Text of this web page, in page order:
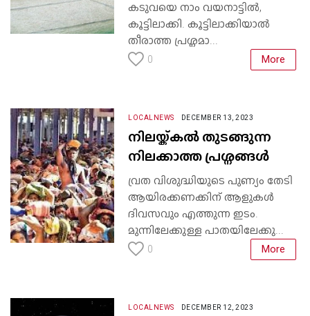
കടുവയെ നാം വയനാട്ടിൽ,
കൂട്ടിലാക്കി. കൂട്ടിലാക്കിയാൽ
തീരാത്ത പ്രശ്നമാ...
0 More
LOCALNEWS DECEMBER 13, 2023
നിലയ്ക്കൽ തുടങ്ങുന്ന
നിലക്കാത്ത പ്രശ്നങ്ങൾ
വ്രത വിശുദ്ധിയുടെ പുണ്യം തേടി
ആയിരക്കണക്കിന് ആളുകൾ
ദിവസവും എത്തുന്ന ഇടം.
മുന്നിലേക്കുള്ള പാതയിലേക്കു...
0 More
LOCALNEWS DECEMBER 12, 2023